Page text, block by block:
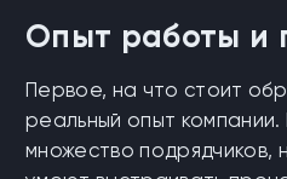
Опыт работы и
Первое, на что стоит
реальный опыт
множество подрядчиков,